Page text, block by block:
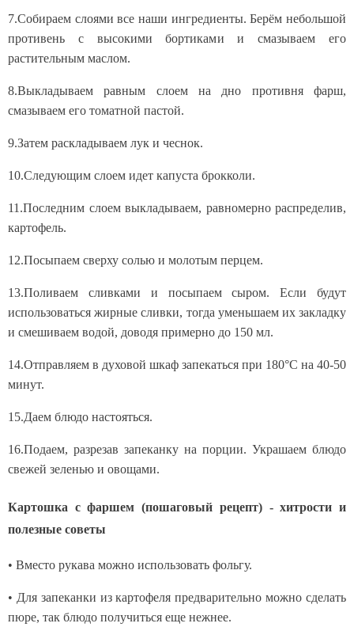
7.Собираем слоями все наши ингредиенты. Берём небольшой
противень с высокими бортиками и смазываем его
растительным маслом.
8.Выкладываем равным слоем на дно противня фарш,
смазываем его томатной пастой.
9.Затем раскладываем лук и чеснок.
10.Следующим слоем идет капуста брокколи.
11.Последним слоем выкладываем, равномерно распределив,
картофель.
12.Посыпаем сверху солью и молотым перцем.
13.Поливаем сливками и посыпаем сыром. Если будут
использоваться жирные сливки, тогда уменьшаем их закладку
и смешиваем водой, доводя примерно до 150 мл.
14.Отправляем в духовой шкаф запекаться при 180°С на 40-50
минут.
15.Даем блюдо настояться.
16.Подаем, разрезав запеканку на порции. Украшаем блюдо
свежей зеленью и овощами.
Картошка с фаршем (пошаговый рецепт) - хитрости и
полезные советы
• Вместо рукава можно использовать фольгу.
• Для запеканки из картофеля предварительно можно сделать
пюре, так блюдо получиться еще нежнее.